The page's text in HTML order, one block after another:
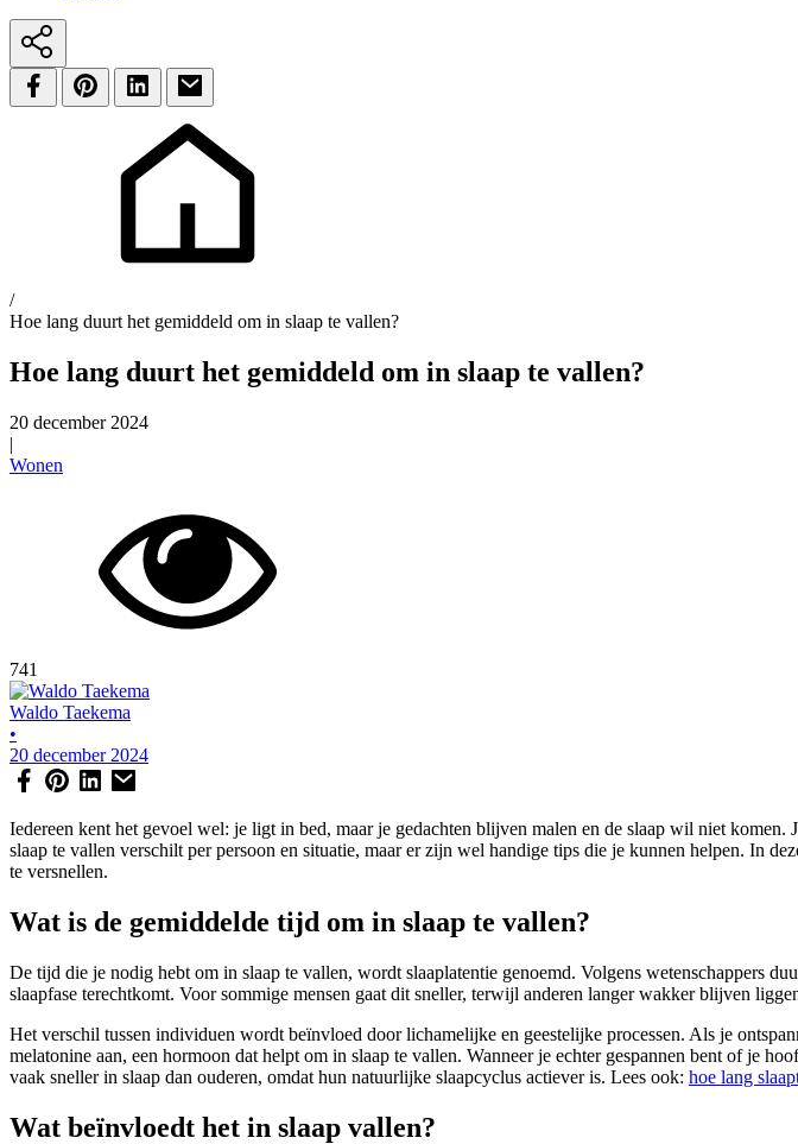
/
Hoe lang duurt het gemiddeld om in slaap te vallen?
Hoe lang duurt het gemiddeld om in slaap te vallen?
20 december 2024
|
Wonen
741
Waldo Taekema
•
20 december 2024
Iedereen kent het gevoel wel: je ligt in bed, maar je gedachten blijven malen en de slaap wil niet
slaap te vallen verschilt per persoon en situatie, maar er zijn wel handige tips die je kunnen helpen. In
te versnellen.
Wat is de gemiddelde tijd om in slaap te vallen?
De tijd die je nodig hebt om in slaap te vallen, wordt slaaplatentie genoemd. Volgens wetenschappers
slaapfase terechtkomt. Voor sommige mensen gaat dit sneller, terwijl anderen langer wakker blijven
Het verschil tussen individuen wordt beïnvloed door lichamelijke en geestelijke processen. Als je
melatonine aan, een hormoon dat helpt om in slaap te vallen. Wanneer je echter gespannen bent of je
vaak sneller in slaap dan ouderen, omdat hun natuurlijke slaapcyclus actiever is. Lees ook: hoe lang
Wat beïnvloedt het in slaap vallen?